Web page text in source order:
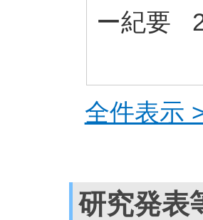
ー紀要
全件表示
研究発表